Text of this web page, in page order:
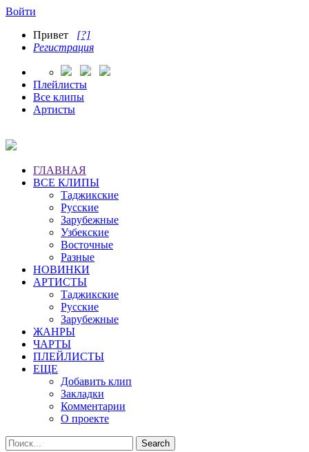
Войти
Привет [?]
Регистрация
Плейлисты
Все клипы
Артисты
ГЛАВНАЯ
ВСЕ КЛИПЫ
Таджикские
Русские
Зарубежные
Узбекские
Восточные
Разные
НОВИНКИ
АРТИСТЫ
Таджикские
Русские
Зарубежные
ЖАНРЫ
ЧАРТЫ
ПЛЕЙЛИСТЫ
ЕЩЕ
Добавить клип
Закладки
Комментарии
О проекте